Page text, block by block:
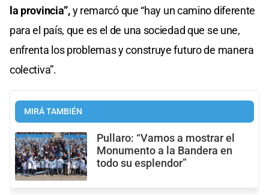
la provincia”,y remarcó que “hay un camino diferente
para el país, que es el de una sociedad que se une,
enfrenta los problemas y construye futuro de manera
colectiva”.
MIRÁ TAMBIÉN
Pullaro: “Vamos a mostrar el
Monumento a la Bandera en
todo su esplendor”